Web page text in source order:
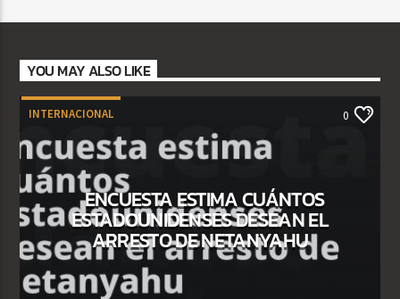
YOU MAY ALSO LIKE
INTERNACIONAL 0
ENCUESTA ESTIMA CUÁNTOS
ESTADOUNIDENSES DESEAN EL
ARRESTO DE NETANYAHU